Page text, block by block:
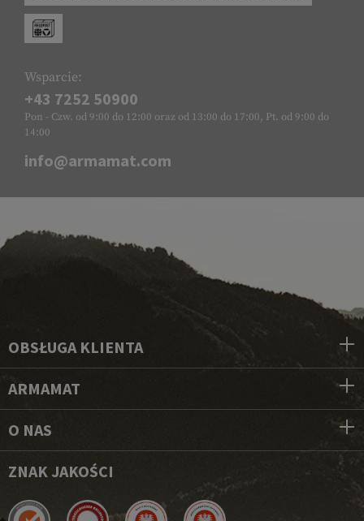
Wsparcie:
+43 7252 50900
Pon - Czw. od 9:00 do 12:00 oraz od 13:00 do 17:00, Pt. od 9:00 do
14:00
info@armamat.com
OBSŁUGA KLIENTA
ARMAMAT
O NAS
ZNAK JAKOŚCI